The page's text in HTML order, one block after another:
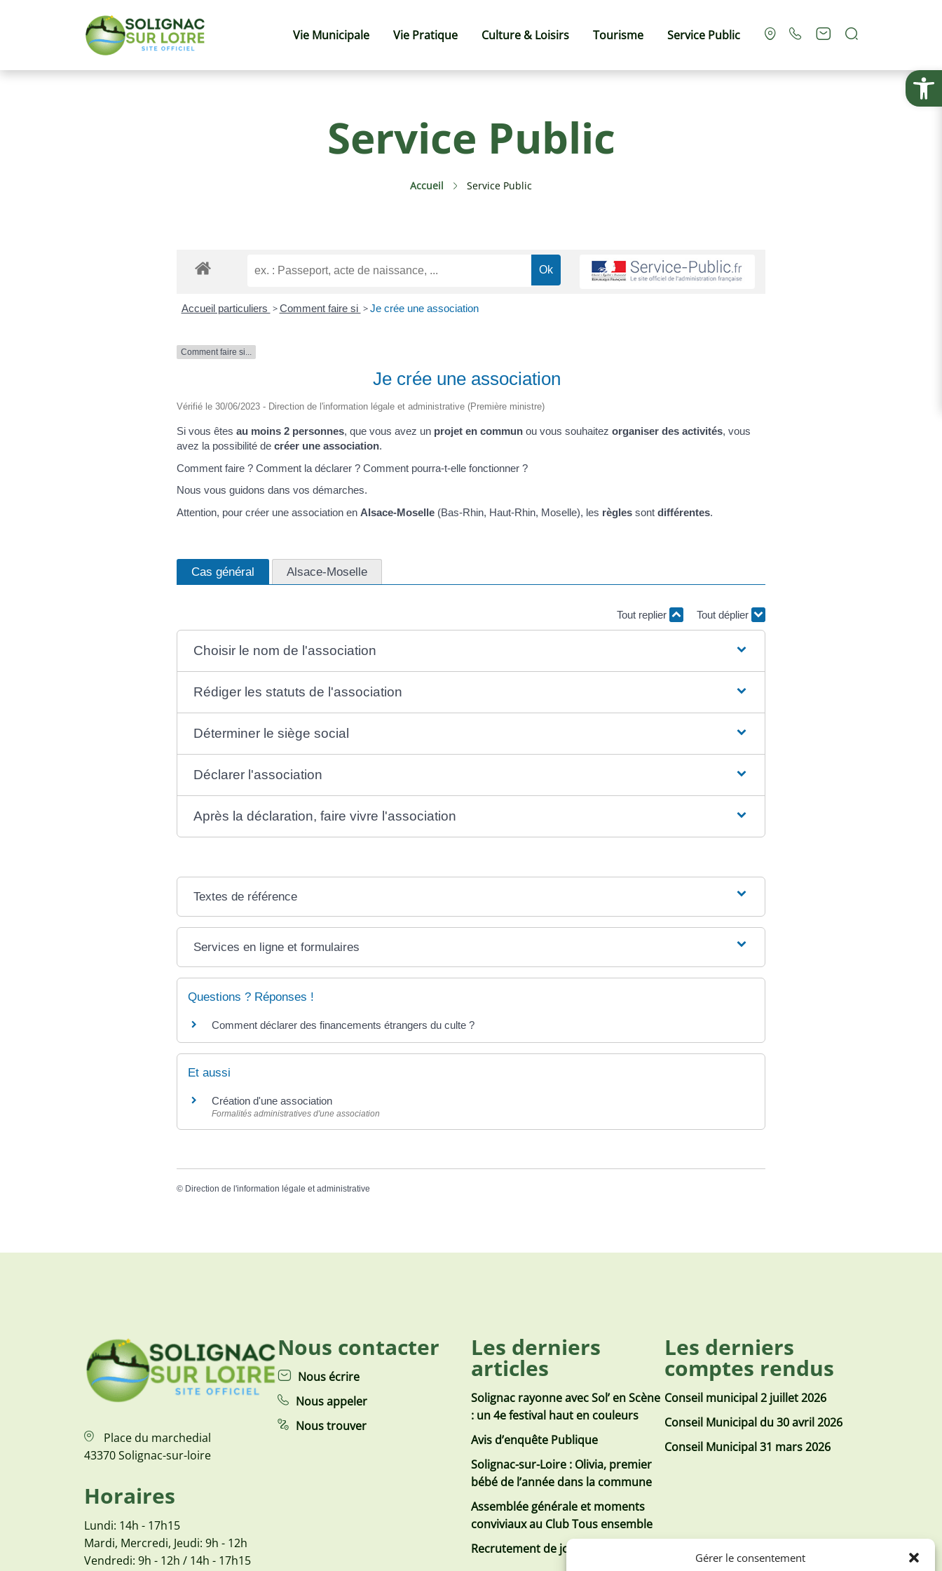
Ouvrir
Gérer le consentement
Vie Municipale Vie Pratique Culture & Loisirs Tourisme Service Public
Service Public
Accueil Service Public
Accueil particuliers > Comment faire si > Je crée une association
Comment faire si...
Je crée une association
Vérifié le 30/06/2023 - Direction de l'information légale et administrative (Première ministre)
Si vous êtes au moins 2 personnes, que vous avez un projet en commun ou vous souhaitez organiser des activités, vous
avez la possibilité de créer une association.
Comment faire ? Comment la déclarer ? Comment pourra-t-elle fonctionner ?
Nous vous guidons dans vos démarches.
Attention, pour créer une association en Alsace-Moselle (Bas-Rhin, Haut-Rhin, Moselle), les règles sont différentes.
Cas général Alsace-Moselle
Tout replier Tout déplier
Choisir le nom de l'association
Rédiger les statuts de l'association
Déterminer le siège social
Déclarer l'association
Après la déclaration, faire vivre l'association
Textes de référence
Services en ligne et formulaires
Questions ? Réponses !
Comment déclarer des financements étrangers du culte ?
Et aussi
Création d'une association
Formalités administratives d'une association
© Direction de l'information légale et administrative
Place du marchedial
43370 Solignac-sur-loire
Horaires
Lundi: 14h - 17h15
Mardi, Mercredi, Jeudi: 9h - 12h
Vendredi: 9h - 12h / 14h - 17h15
Nous contacter
Nous écrire
Nous appeler
Nous trouver
Les derniers
articles
Solignac rayonne avec Sol’ en Scène
: un 4e festival haut en couleurs
Avis d’enquête Publique
Solignac-sur-Loire : Olivia, premier
bébé de l’année dans la commune
Assemblée générale et moments
conviviaux au Club Tous ensemble
Recrutement de jobs d’été
Les derniers
comptes rendus
Conseil municipal 2 juillet 2026
Conseil Municipal du 30 avril 2026
Conseil Municipal 31 mars 2026